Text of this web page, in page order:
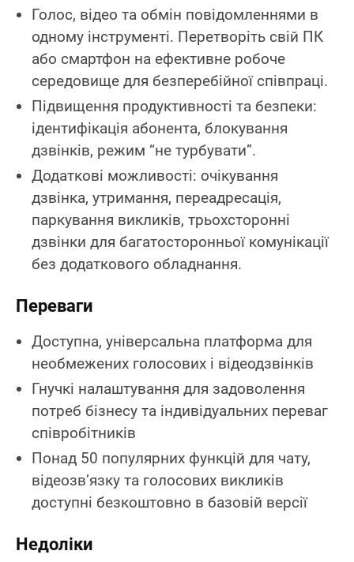
Голос, відео та обмін повідомленнями в
одному інструменті. Перетворіть свій ПК
або смартфон на ефективне робоче
середовище для безперебійної співпраці.
Підвищення продуктивності та безпеки:
ідентифікація абонента, блокування
дзвінків, режим “не турбувати”.
Додаткові можливості: очікування
дзвінка, утримання, переадресація,
паркування викликів, трьохсторонні
дзвінки для багатосторонньої комунікації
без додаткового обладнання.
Переваги
Доступна, універсальна платформа для
необмежених голосових і відеодзвінків
Гнучкі налаштування для задоволення
потреб бізнесу та індивідуальних переваг
співробітників
Понад 50 популярних функцій для чату,
відеозв’язку та голосових викликів
доступні безкоштовно в базовій версії
Недоліки